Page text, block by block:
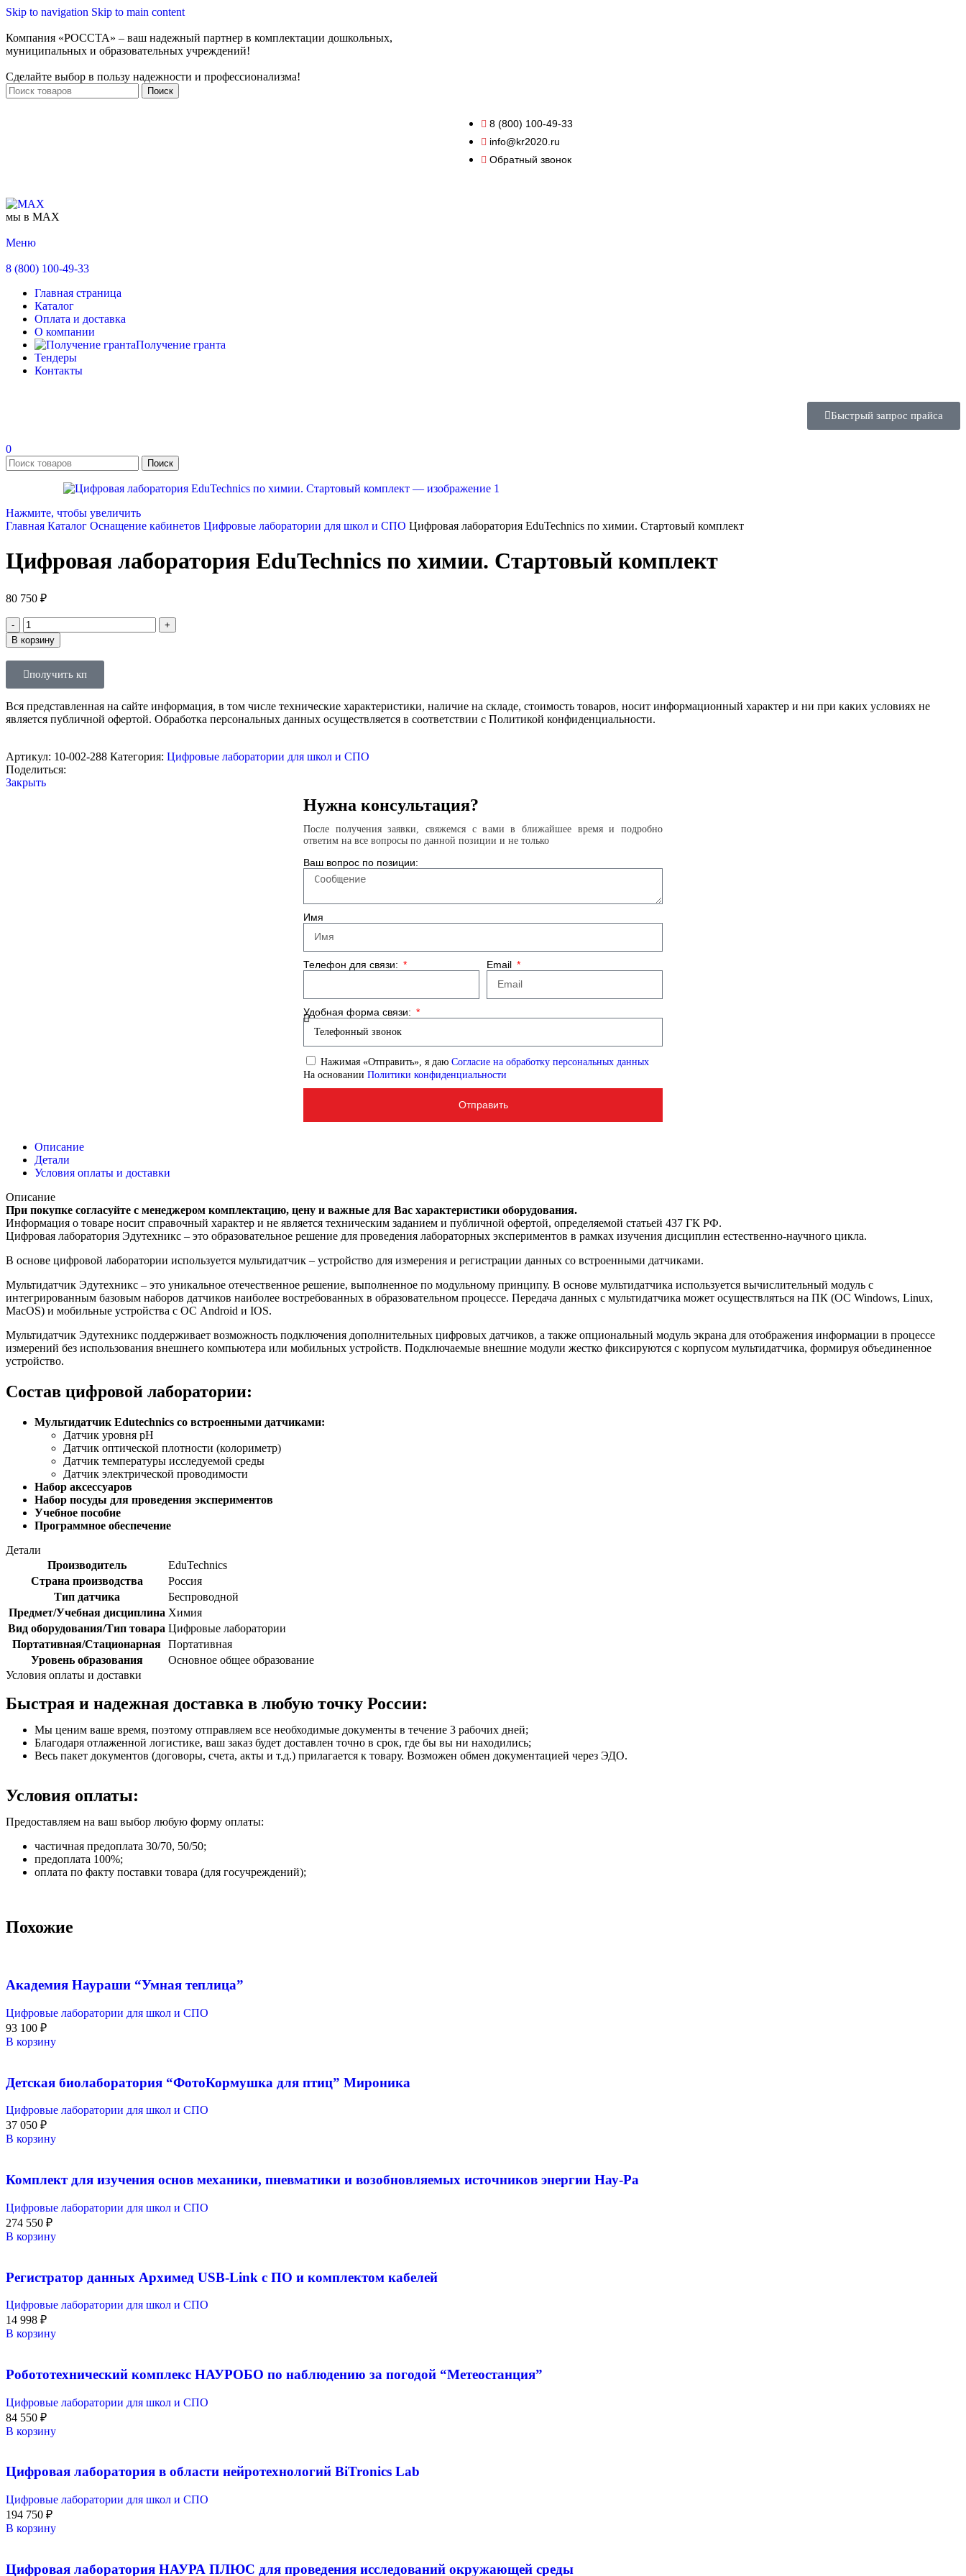
Skip to navigation Skip to main content
Компания «РОССТА» – ваш надежный партнер в комплектации дошкольных,
муниципальных и образовательных учреждений!
Сделайте выбор в пользу надежности и профессионализма!
Поиск
8 (800) 100-49-33
info@kr2020.ru
Обратный звонок
мы в MAX
Меню
8 (800) 100-49-33
Главная страница
Каталог
Оплата и доставка
О компании
Получение гранта
Тендеры
Контакты
Быстрый запрос прайса
0
Поиск
Нажмите, чтобы увеличить
Главная Каталог Оснащение кабинетов Цифровые лаборатории для школ и СПО Цифровая лаборатория EduTechnics по химии. Стартовый комплект
Цифровая лаборатория EduTechnics по химии. Стартовый комплект
80 750 ₽
В корзину
получить кп
Вся представленная на сайте информация, в том числе технические характеристики, наличие на складе, стоимость товаров, носит информационный характер и ни при каких условиях не
является публичной офертой. Обработка персональных данных осуществляется в соответствии с Политикой конфиденциальности.
Артикул: 10-002-288 Категория: Цифровые лаборатории для школ и СПО
Поделиться:
Закрыть
Нужна консультация?
После получения заявки, свяжемся с вами в ближайшее время и подробно
ответим на все вопросы по данной позиции и не только
Ваш вопрос по позиции:
Имя
Телефон для связи: Email
Удобная форма связи:
Нажимая «Отправить», я даю Согласие на обработку персональных данных
На основании Политики конфиденциальности
Отправить
Описание
Детали
Условия оплаты и доставки
Описание
При покупке согласуйте с менеджером комплектацию, цену и важные для Вас характеристики оборудования.
Информация о товаре носит справочный характер и не является техническим заданием и публичной офертой, определяемой статьей 437 ГК РФ.
Цифровая лаборатория Эдутехникс – это образовательное решение для проведения лабораторных экспериментов в рамках изучения дисциплин естественно-научного цикла.
В основе цифровой лаборатории используется мультидатчик – устройство для измерения и регистрации данных со встроенными датчиками.
Мультидатчик Эдутехникс – это уникальное отечественное решение, выполненное по модульному принципу. В основе мультидатчика используется вычислительный модуль с
интегрированным базовым наборов датчиков наиболее востребованных в образовательном процессе. Передача данных с мультидатчика может осуществляться на ПК (OC Windows, Linux,
MacOS) и мобильные устройства с ОС Android и IOS.
Мультидатчик Эдутехникс поддерживает возможность подключения дополнительных цифровых датчиков, а также опциональный модуль экрана для отображения информации в процессе
измерений без использования внешнего компьютера или мобильных устройств. Подключаемые внешние модули жестко фиксируются с корпусом мультидатчика, формируя объединенное
устройство.
Состав цифровой лаборатории:
Мультидатчик Edutechnics со встроенными датчиками:
Датчик уровня pH
Датчик оптической плотности (колориметр)
Датчик температуры исследуемой среды
Датчик электрической проводимости
Набор аксессуаров
Набор посуды для проведения экспериментов
Учебное пособие
Программное обеспечение
Детали
Производитель
EduTechnics
Страна производства
Россия
Тип датчика
Беспроводной
Предмет/Учебная дисциплина Химия
Вид оборудования/Тип товара Цифровые лаборатории
Портативная/Стационарная Портативная
Уровень образования
Основное общее образование
Условия оплаты и доставки
Быстрая и надежная доставка в любую точку России:
Мы ценим ваше время, поэтому отправляем все необходимые документы в течение 3 рабочих дней;
Благодаря отлаженной логистике, ваш заказ будет доставлен точно в срок, где бы вы ни находились;
Весь пакет документов (договоры, счета, акты и т.д.) прилагается к товару. Возможен обмен документацией через ЭДО.
Условия оплаты:
Предоставляем на ваш выбор любую форму оплаты:
частичная предоплата 30/70, 50/50;
предоплата 100%;
оплата по факту поставки товара (для госучреждений);
Похожие
Академия Наураши “Умная теплица”
Цифровые лаборатории для школ и СПО
93 100 ₽
В корзину
Детская биолаборатория “ФотоКормушка для птиц” Мироника
Цифровые лаборатории для школ и СПО
37 050 ₽
В корзину
Комплект для изучения основ механики, пневматики и возобновляемых источников энергии Нау-Ра
Цифровые лаборатории для школ и СПО
274 550 ₽
В корзину
Регистратор данных Архимед USB-Link с ПО и комплектом кабелей
Цифровые лаборатории для школ и СПО
14 998 ₽
В корзину
Робототехнический комплекс НАУРОБО по наблюдению за погодой “Метеостанция”
Цифровые лаборатории для школ и СПО
84 550 ₽
В корзину
Цифровая лаборатория в области нейротехнологий BiTronics Lab
Цифровые лаборатории для школ и СПО
194 750 ₽
В корзину
Цифровая лаборатория НАУРА ПЛЮС для проведения исследований окружающей среды